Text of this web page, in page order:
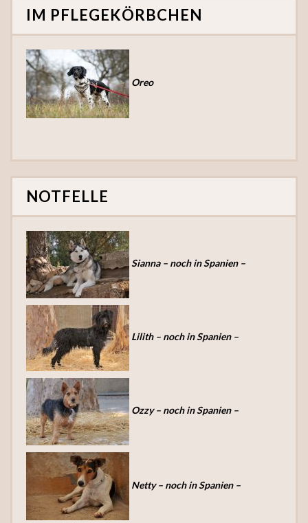
IM PFLEGEKÖRBCHEN
Oreo
NOTFELLE
Sianna – noch in Spanien –
Lilith – noch in Spanien –
Ozzy – noch in Spanien –
Netty – noch in Spanien –